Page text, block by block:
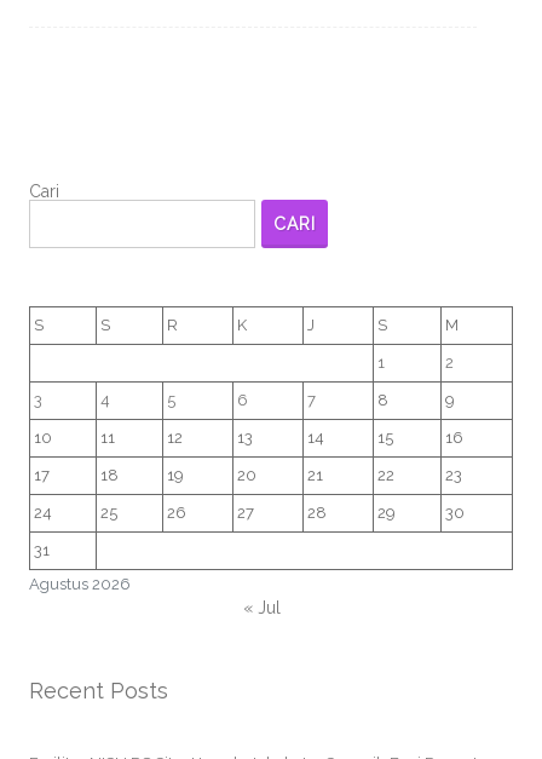
Cari
CARI
Agustus 2026
S S R K J S M
1 2
3 4 5 6 7 8 9
10 11 12 13 14 15 16
17 18 19 20 21 22 23
24 25 26 27 28 29 30
31
« Jul
Recent Posts